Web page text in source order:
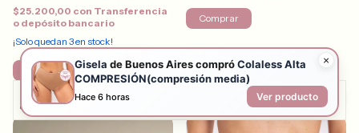
Al navegar por este sitioaceptás el uso de cookies
para agilizar tu
experiencia de compra.
$25.200,00 con Transferencia
o depósito bancario
¡Solo quedan 3en stock!
Comprar
Comprar